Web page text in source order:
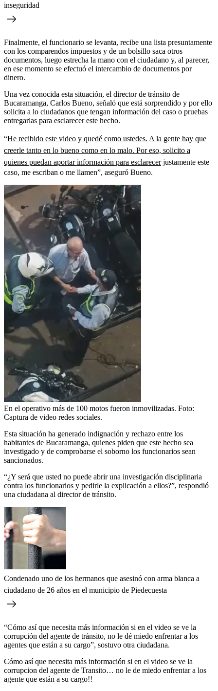
inseguridad
Finalmente, el funcionario se levanta, recibe una lista presuntamente
con los comparendos impuestos y de un bolsillo saca otros
documentos, luego estrecha la mano con el ciudadano y, al parecer,
en ese momento se efectuó el intercambio de documentos por
dinero.
Una vez conocida esta situación, el director de tránsito de
Bucaramanga, Carlos Bueno, señaló que está sorprendido y por ello
solicita a lo ciudadanos que tengan información del caso o pruebas
entregarlas para esclarecer este hecho.
“He recibido este video y quedé como ustedes. A la gente hay que
creerle tanto en lo bueno como en lo malo. Por eso, solicito a
quienes puedan aportar información para esclarecerjustamente este
caso, me escriban o me llamen”, aseguró Bueno.
En el operativo más de 100 motos fueron inmovilizadas. Foto:
Captura de video redes sociales.
Esta situación ha generado indignación y rechazo entre los
habitantes de Bucaramanga, quienes piden que este hecho sea
investigado y de comprobarse el soborno los funcionarios sean
sancionados.
“¿Y será que usted no puede abrir una investigación disciplinaria
contra los funcionarios y pedirle la explicación a ellos?”, respondió
una ciudadana al director de tránsito.
Condenado uno de los hermanos que asesinó con arma blanca a
ciudadano de 26 años en el municipio de Piedecuesta
“Cómo así que necesita más información si en el video se ve la
corrupción del agente de tránsito, no le dé miedo enfrentar a los
agentes que están a su cargo”, sostuvo otra ciudadana.
Cómo así que necesita más información si en el video se ve la
corrupcion del agente de Transito… no le de miedo enfrentar a los
agente que están a su cargo!!